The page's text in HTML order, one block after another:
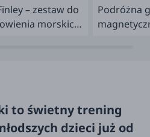
– zestaw do
morskich
Podróżna
to świetny trening
dzieci już od